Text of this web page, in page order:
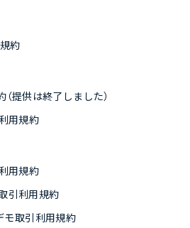
約
提供は終了しました）
用規約
用規約
引利用規約
モ取引利用規約